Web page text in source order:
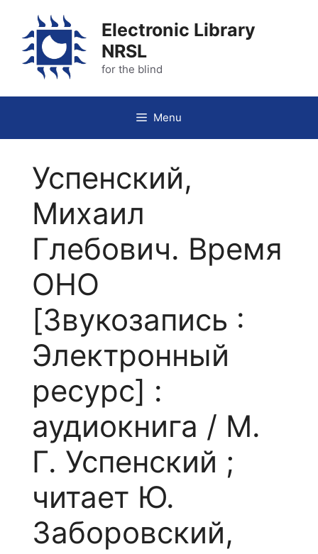
content
Electronic Library
NRSL
for the blind
Menu
Успенский,
Михаил
Глебович. Время
ОНО
[Звукозапись :
Электронный
ресурс] :
аудиокнига / М.
Г. Успенский ;
читает Ю.
Заборовский,